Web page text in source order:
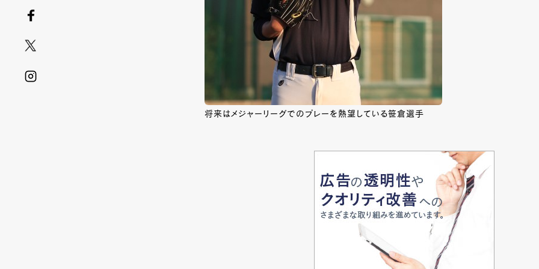
将来はメジャーリーグでのプレーを熱望している笹倉選手